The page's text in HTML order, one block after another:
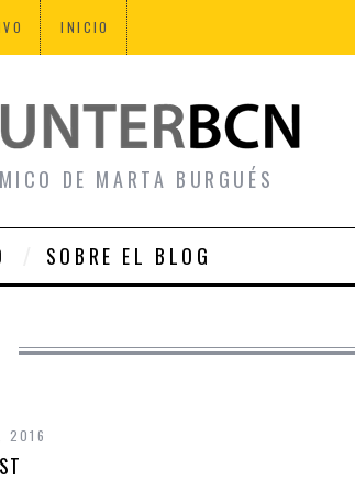
INICIO
DE MARTA BURGUÉS
SOBRE EL BLOG
2016